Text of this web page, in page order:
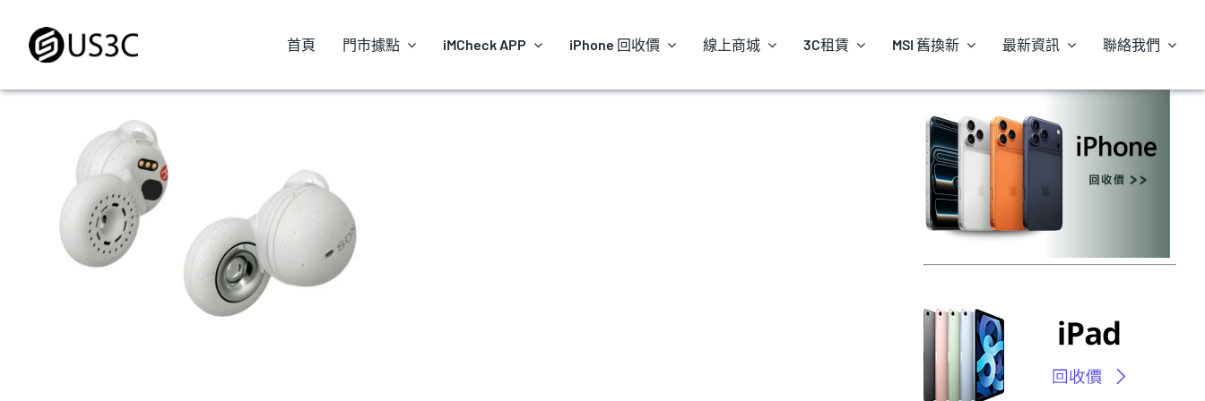
content
首頁 門市據點 iMCheck APP iPhone 回收價 線上商城 3C租賃 MSI 舊換新 最新資訊 聯絡我們